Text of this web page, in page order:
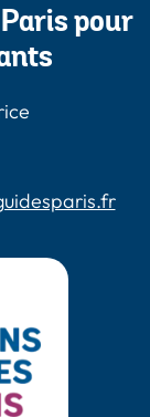
pour